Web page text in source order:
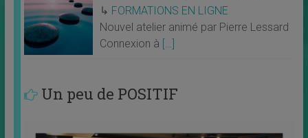
↳ FORMATIONS EN LIGNE
Nouvel atelier animé par Pierre Lessard
Connexion à […]
Un peu de POSITIF